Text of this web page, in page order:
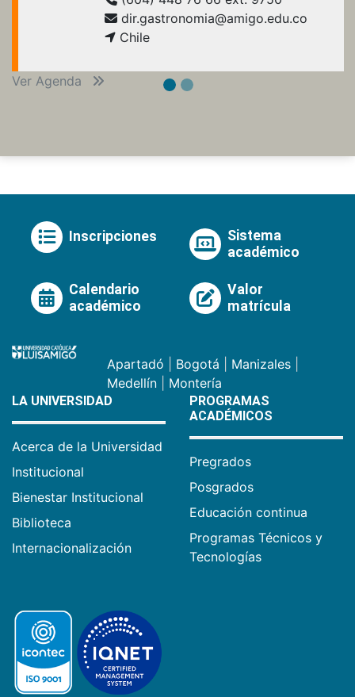
dir.gastronomia@amigo.edu.co
Chile
Ver Agenda
Inscripciones
Sistema
académico
Calendario
académico
Valor
matrícula
Apartadó Bogotá Manizales
Medellín
Montería
LA UNIVERSIDAD
Acerca de la Universidad
Institucional
Bienestar Institucional
Biblioteca
Internacionalización
PROGRAMAS
ACADÉMICOS
Pregrados
Posgrados
Educación continua
Programas Técnicos y
Tecnologías